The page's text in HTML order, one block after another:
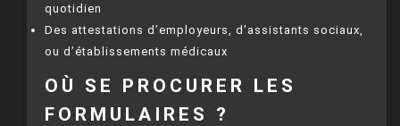
quotidien
Des attestations d’employeurs, d’assistants sociaux,
ou d’établissements médicaux
OÙ SE PROCURER LES
FORMULAIRES ?